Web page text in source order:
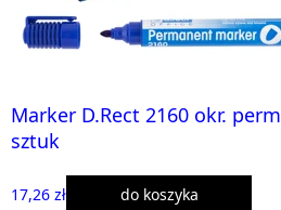
Marker D.Rect 2160 okr.
sztuk
17,26 zł do koszyka